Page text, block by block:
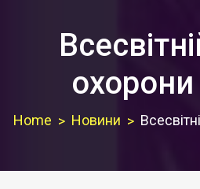
охорони
Home Новини